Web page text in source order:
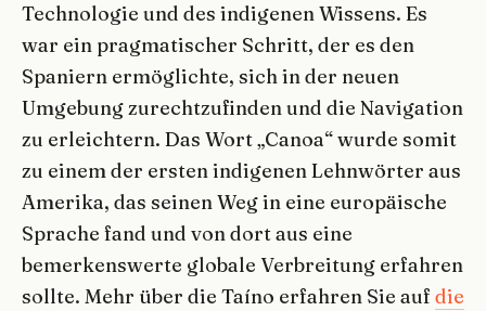
Technologie und des indigenen Wissens. Es
war ein pragmatischer Schritt, der es den
Spaniern ermöglichte, sich in der neuen
Umgebung zurechtzufinden und die Navigation
zu erleichtern. Das Wort „Canoa“ wurde somit
zu einem der ersten indigenen Lehnwörter aus
Amerika, das seinen Weg in eine europäische
Sprache fand und von dort aus eine
bemerkenswerte globale Verbreitung erfahren
sollte. Mehr über die Taíno erfahren Sie auf die